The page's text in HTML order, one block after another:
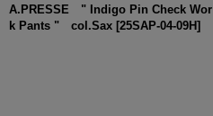
A.PRESSE " Indigo Pin Check Wor
k Pants " col.Sax [25SAP-04-09H]